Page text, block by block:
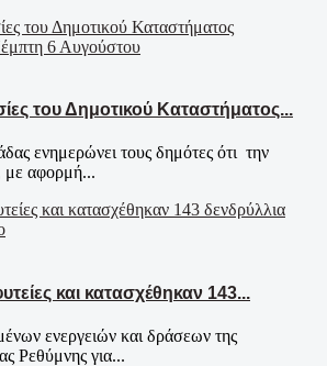
του Δημοτικού Καταστήματος...
ενημερώνει τους δημότες ότι την
με αφορμή...
και κατασχέθηκαν 143...
ενεργειών και δράσεων της
Ρεθύμνης για...